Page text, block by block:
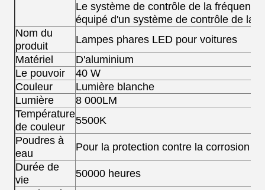
Le système de contrôle de la
équipé d'un système de contrôle de la
Nom du
produit
Lampes phares LED pour voitures
Matériel
D'aluminium
Le pouvoir
40 W
Couleur
Lumière blanche
Lumière
8 000LM
Température
de couleur
5500K
Poudres à
eau
Pour la protection contre la corrosion
Durée de
vie
50000 heures